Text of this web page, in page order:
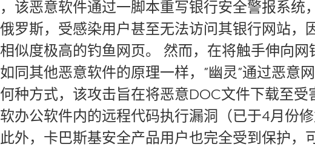
该恶意软件通过一脚本重写银行安全警报系统
罗斯，受感染用户甚至无法访问其银行网站，
似度极高的钓鱼网页。 然而，在将触手伸向网
同其他恶意软件的原理一样，”幽灵”通过恶意
种方式，该攻击旨在将恶意DOC文件下载至受
办公软件内的远程代码执行漏洞（已于4月份
外，卡巴斯基安全产品用户也完全受到保护，